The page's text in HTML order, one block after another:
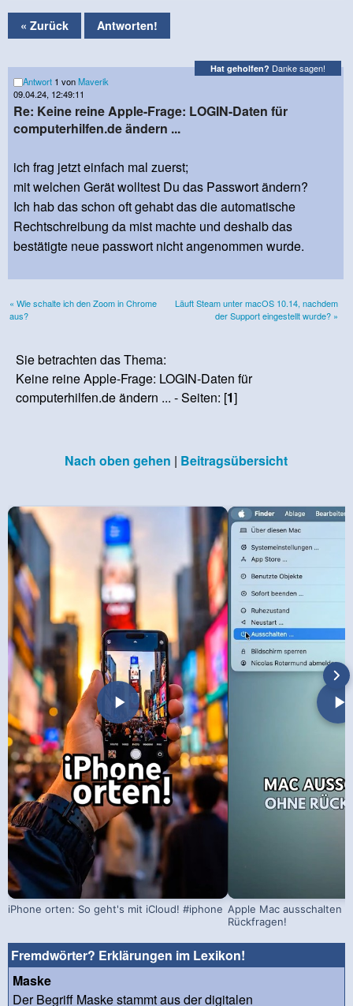
« Zurück Antworten!
Hat geholfen? Danke sagen!
Antwort 1 vonMaverik
09.04.24, 12:49:11
Re: Keine reine Apple-Frage: LOGIN-Daten für
computerhilfen.de ändern ...
ich frag jetzt einfach mal zuerst;
mit welchen Gerät wolltest Du das Passwort ändern?
Ich hab das schon oft gehabt das die automatische
Rechtschreibung da mist machte und deshalb das
bestätigte neue passwort nicht angenommen wurde.
« Wie schalte ich den Zoom in Chrome
aus?
Läuft Steam unter macOS 10.14, nachdem
der Support eingestellt wurde? »
Sie betrachten das Thema:
Keine reine Apple-Frage: LOGIN-Daten für
computerhilfen.de ändern ... - Seiten: [1]
Nach oben gehen | Beitragsübersicht
iPhone orten: So geht's mit iCloud! #iphone Apple Mac ausschalten
Rückfragen!
Fremdwörter? Erklärungen im Lexikon!
Maske
Der Begriff Maske stammt aus der digitalen